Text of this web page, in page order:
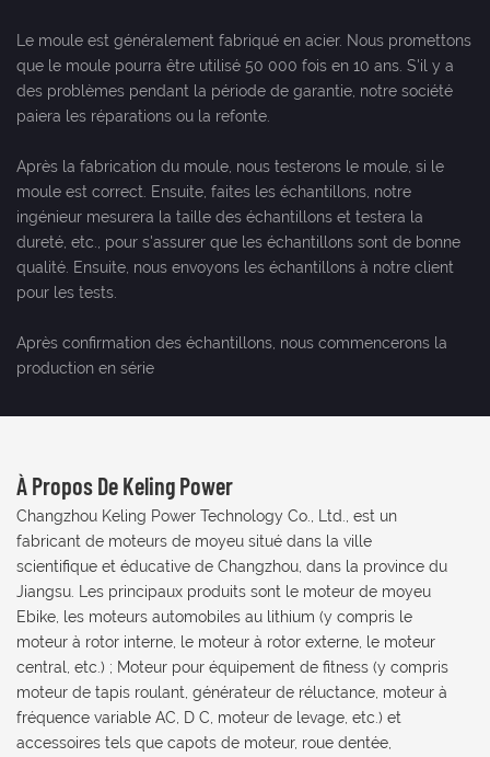
Le moule est généralement fabriqué en acier. Nous promettons
que le moule pourra être utilisé 50 000 fois en 10 ans. S'il y a
des problèmes pendant la période de garantie, notre société
paiera les réparations ou la refonte.
Après la fabrication du moule, nous testerons le moule, si le
moule est correct. Ensuite, faites les échantillons, notre
ingénieur mesurera la taille des échantillons et testera la
dureté, etc., pour s'assurer que les échantillons sont de bonne
qualité. Ensuite, nous envoyons les échantillons à notre client
pour les tests.
Après confirmation des échantillons, nous commencerons la
production en série
À Propos De Keling Power
Changzhou Keling Power Technology Co., Ltd., est un
fabricant de moteurs de moyeu situé dans la ville
scientifique et éducative de Changzhou, dans la province du
Jiangsu. Les principaux produits sont le moteur de moyeu
Ebike, les moteurs automobiles au lithium (y compris le
moteur à rotor interne, le moteur à rotor externe, le moteur
central, etc.) ; Moteur pour équipement de fitness (y compris
moteur de tapis roulant, générateur de réluctance, moteur à
fréquence variable AC, D C, moteur de levage, etc.) et
accessoires tels que capots de moteur, roue dentée,